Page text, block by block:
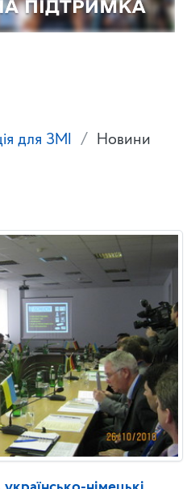
для ЗМІ Новини